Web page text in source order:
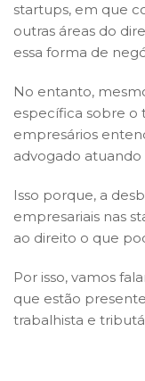
startups, em que
outras áreas do
essa forma de
No entanto,
específica sobre o
empresários
advogado atuando
Isso porque, a
empresariais nas
ao direito o que
Por isso, vamos
que estão
trabalhista e